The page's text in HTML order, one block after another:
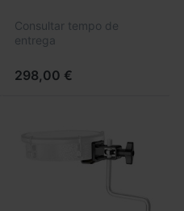
Consultar tempo de
entrega
298,00 €